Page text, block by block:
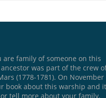
family of someone on this
was part of the crew
(1778-1781). On November
book about this warship and
tell more about your family,